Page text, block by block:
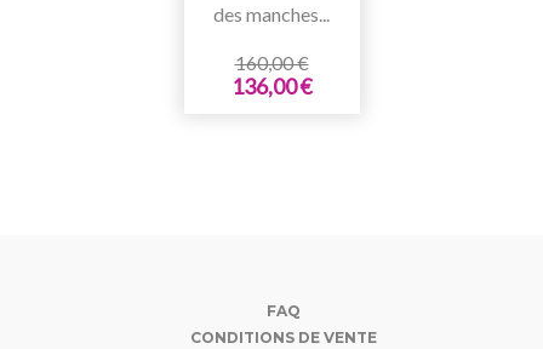
des manches...
160,00 €
136,00 €
FAQ
CONDITIONS DE VENTE